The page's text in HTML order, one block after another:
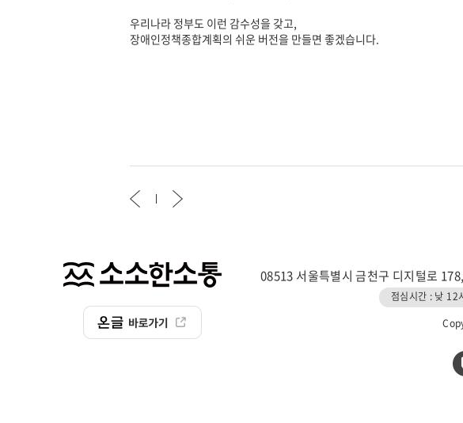
우리나라 정부도 이런 감수성을 갖고,
장애인정책종합계획의 쉬운 버전을 만들면 좋겠습니다.​
08513 서울특별시 금천구 디지털로
점심시간 : 낮 12